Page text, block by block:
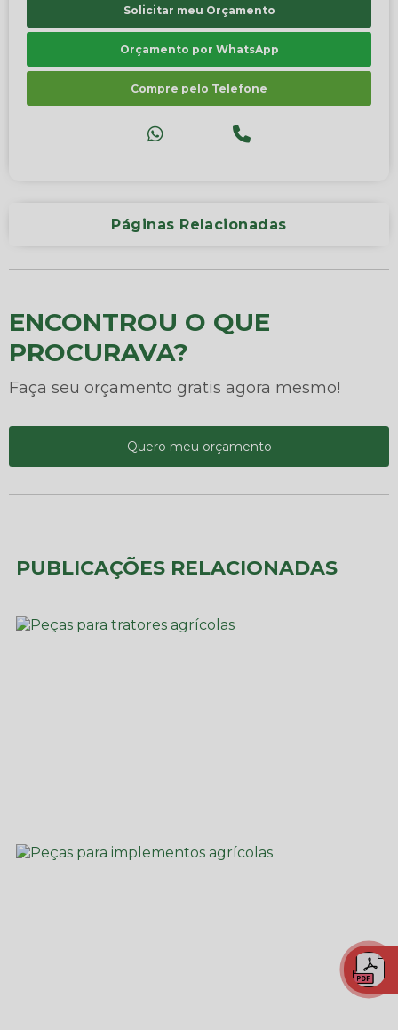
Solicitar meu Orçamento
Orçamento por WhatsApp
Compre pelo Telefone
Páginas Relacionadas
ENCONTROU O QUE
PROCURAVA?
Faça seu orçamento gratis agora mesmo!
Quero meu orçamento
PUBLICAÇÕES RELACIONADAS